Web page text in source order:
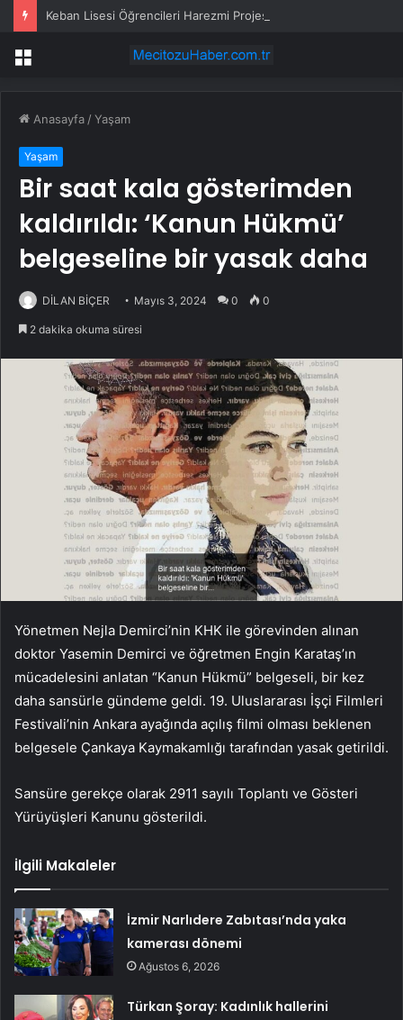
Keban Lisesi Öğrencileri Harezmi Projesini Sunumla Tanıttı
Menü
Anasayfa /Yaşam
Yaşam
Bir saat kala gösterimden
kaldırıldı: ‘Kanun Hükmü’
belgeseline bir yasak daha
DİLAN BİÇER Mayıs 3, 2024 0 0
2 dakika okuma süresi
Yönetmen Nejla Demirci’nin KHK ile görevinden alınan
doktor Yasemin Demirci ve öğretmen Engin Karataş’ın
mücadelesini anlatan “Kanun Hükmü” belgeseli, bir kez
daha sansürle gündeme geldi. 19. Uluslararası İşçi Filmleri
Festivali’nin Ankara ayağında açılış filmi olması beklenen
belgesele Çankaya Kaymakamlığı tarafından yasak getirildi.
Sansüre gerekçe olarak 2911 sayılı Toplantı ve Gösteri
Yürüyüşleri Kanunu gösterildi.
İlgili Makaleler
İzmir Narlıdere Zabıtası’nda yaka
kamerası dönemi
Ağustos 6, 2026
Türkan Şoray: Kadınlık hallerini